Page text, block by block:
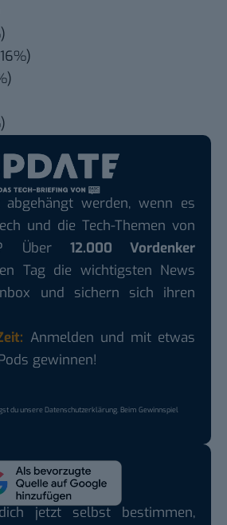
werden, wenn es
und die Tech-Themen von
Über 12.000 Vordenker
Tag die wichtigsten News
und sichern sich ihren
Anmelden und mit etwas
gewinnen!
du unsereDatenschutzerklärung. Beim Gewinnspiel
jetzt selbst bestimmen,